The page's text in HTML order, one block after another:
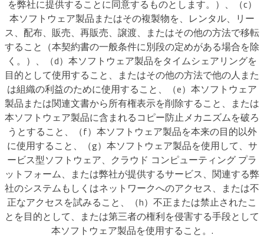
を弊社に提供することに同意するものとします。）、（c）
本ソフトウェア製品またはその複製物を、レンタル、リー
ス、配布、販売、再販売、譲渡、またはその他の方法で移転
すること（本契約書の一般条件に別段の定めがある場合を除
く。）、（d）本ソフトウェア製品をタイムシェアリングを
目的として使用すること、またはその他の方法で他の人また
は組織の利益のために使用すること、（e）本ソフトウェア
製品または関連文書から所有権表示を削除すること、または
本ソフトウェア製品に含まれるコピー防止メカニズムを破ろ
うとすること、（f）本ソフトウェア製品を本来の目的以外
に使用すること、（g）本ソフトウェア製品を使用して、サ
ービス型ソフトウェア、クラウド コンピューティング プラ
ットフォーム、または弊社が提供するサービス、関連する弊
社のシステムもしくはネットワークへのアクセス、または不
正なアクセスを試みること、（h）不正または禁止されたこ
とを目的として、または第三者の権利を侵害する手段として
本ソフトウェア製品を使用すること。.